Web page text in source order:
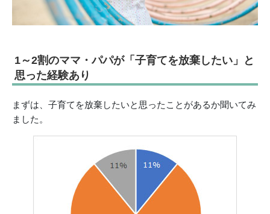
1～2割のママ・パパが「子育てを放棄したい」と
思った経験あり
まずは、子育てを放棄したいと思ったことがあるか聞いてみ
ました。